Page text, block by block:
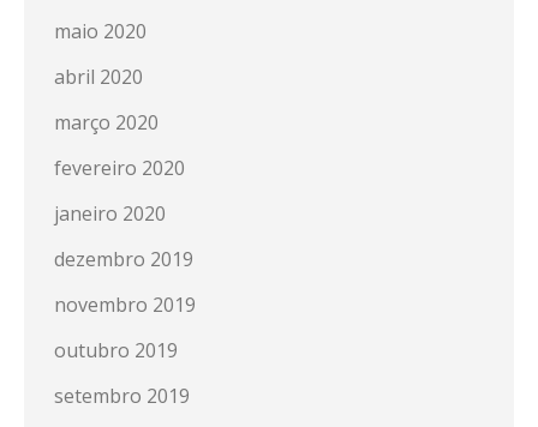
maio 2020
abril 2020
março 2020
fevereiro 2020
janeiro 2020
dezembro 2019
novembro 2019
outubro 2019
setembro 2019